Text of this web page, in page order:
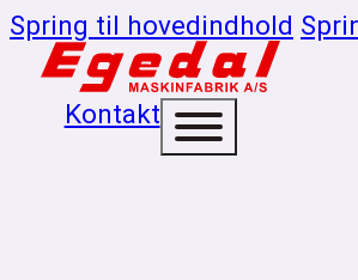
Spring til hovedindhold
Kontakt